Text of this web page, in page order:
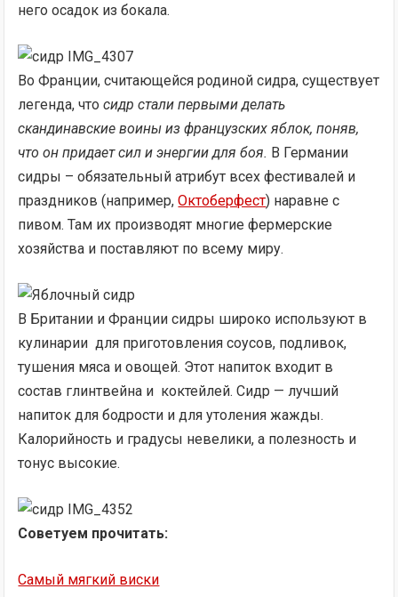
него осадок из бокала.
Во Франции, считающейся родиной сидра, существует
легенда, чтосидр стали первыми делать
скандинавские воины из французских яблок, поняв,
что он придает сил и энергии для боя. В Германии
сидры – обязательный атрибут всех фестивалей и
праздников (например,Октоберфест) наравне с
пивом. Там их производят многие фермерские
хозяйства и поставляют по всему миру.
В Британии и Франции сидры широко используют в
кулинарии для приготовления соусов, подливок,
тушения мяса и овощей. Этот напиток входит в
состав глинтвейна и коктейлей. Сидр — лучший
напиток для бодрости и для утоления жажды.
Калорийность и градусы невелики, а полезность и
тонус высокие.
Советуем прочитать:
Самый мягкий виски